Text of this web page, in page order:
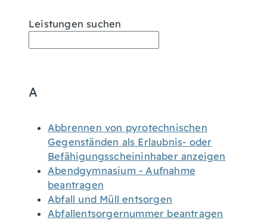
Leistungen suchen
A
Abbrennen von pyrotechnischen
Gegenständen als Erlaubnis- oder
Befähigungsscheininhaber anzeigen
Abendgymnasium - Aufnahme
beantragen
Abfall und Müll entsorgen
Abfallentsorgernummer beantragen